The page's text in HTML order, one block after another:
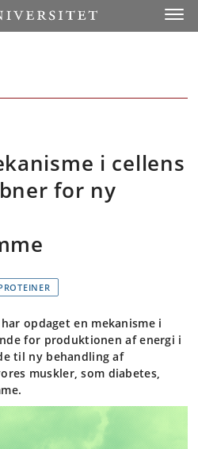
i cellens
for ny
opdaget en mekanisme i
for produktionen af energi i
til ny behandling af
muskler, som diabetes,